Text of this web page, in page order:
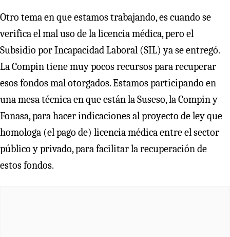
Otro tema en que estamos trabajando, es cuando se
verifica el mal uso de la licencia médica, pero el
Subsidio por Incapacidad Laboral (SIL) ya se entregó.
La Compin tiene muy pocos recursos para recuperar
esos fondos mal otorgados. Estamos participando en
una mesa técnica en que están la Suseso, la Compin y
Fonasa, para hacer indicaciones al proyecto de ley que
homologa (el pago de) licencia médica entre el sector
público y privado, para facilitar la recuperación de
estos fondos.